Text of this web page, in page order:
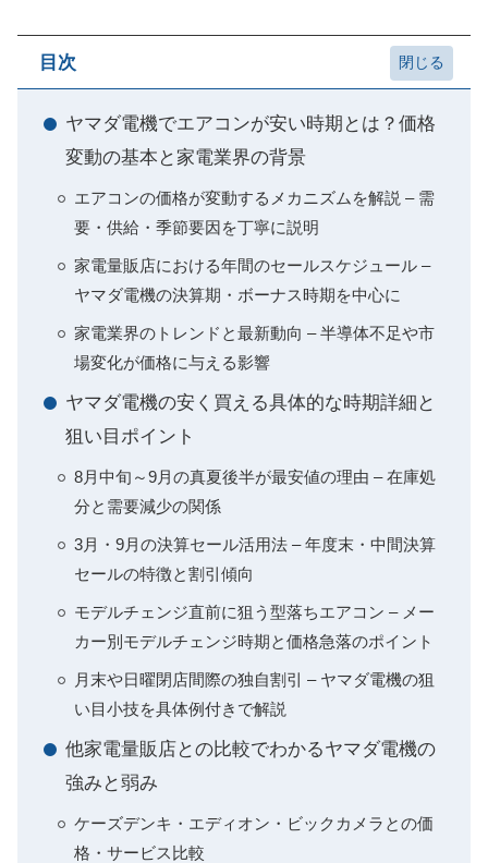
目次
ヤマダ電機でエアコンが安い時期とは？価格
変動の基本と家電業界の背景
エアコンの価格が変動するメカニズムを解説 – 需
要・供給・季節要因を丁寧に説明
家電量販店における年間のセールスケジュール –
ヤマダ電機の決算期・ボーナス時期を中心に
家電業界のトレンドと最新動向 – 半導体不足や市
場変化が価格に与える影響
ヤマダ電機の安く買える具体的な時期詳細と
狙い目ポイント
8月中旬～9月の真夏後半が最安値の理由 – 在庫処
分と需要減少の関係
3月・9月の決算セール活用法 – 年度末・中間決算
セールの特徴と割引傾向
モデルチェンジ直前に狙う型落ちエアコン – メー
カー別モデルチェンジ時期と価格急落のポイント
月末や日曜閉店間際の独自割引 – ヤマダ電機の狙
い目小技を具体例付きで解説
他家電量販店との比較でわかるヤマダ電機の
強みと弱み
ケーズデンキ・エディオン・ビックカメラとの価
格・サービス比較